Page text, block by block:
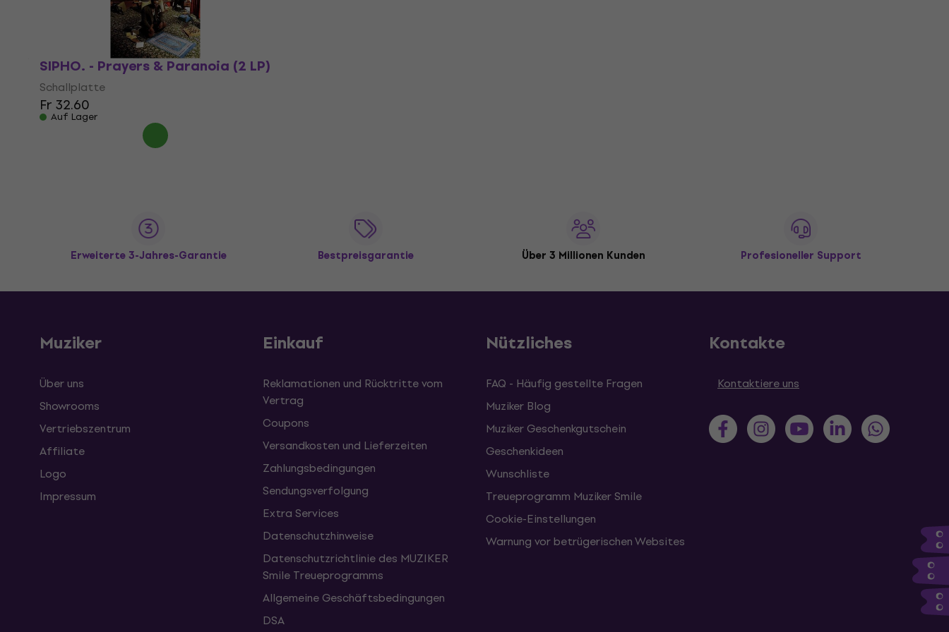
SIPHO. - Prayers & Paranoia (2 LP)
Schallplatte
Fr 32.60
Auf Lager
Erweiterte 3-Jahres-Garantie Bestpreisgarantie Über 3 Millionen Kunden Profesioneller Support
Muziker
Über uns
Showrooms
Vertriebszentrum
Affiliate
Logo
Impressum
Einkauf
Reklamationen und Rücktritte vom
Vertrag
Coupons
Versandkosten und Lieferzeiten
Zahlungsbedingungen
Sendungsverfolgung
Extra Services
Datenschutzhinweise
Datenschutzrichtlinie des MUZIKER
Smile Treueprogramms
Allgemeine Geschäftsbedingungen
DSA
Nützliches
FAQ - Häufig gestellte Fragen
Muziker Blog
Muziker Geschenkgutschein
Geschenkideen
Wunschliste
Treueprogramm Muziker Smile
Cookie-Einstellungen
Warnung vor betrügerischen Websites
Kontakte
Kontaktiere uns